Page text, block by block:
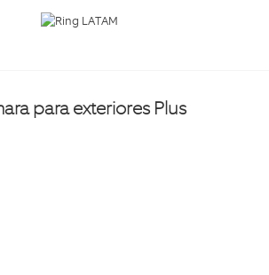
para exteriores Plus